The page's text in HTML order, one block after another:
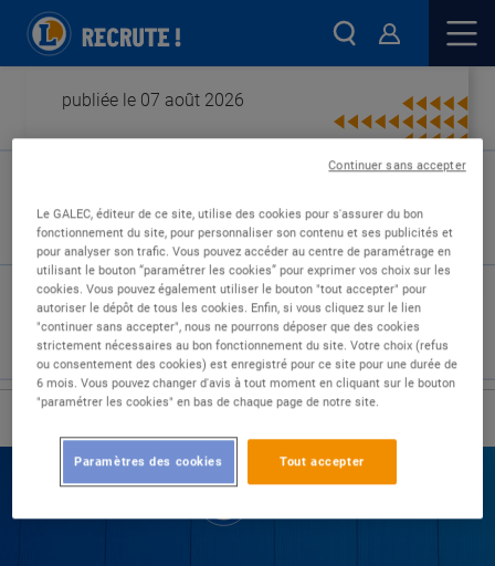
publiée le 07 août 2026
Type de contrat :
Expérience :
Études :
Le GALEC, éditeur de ce site, utilise des cookies pour s'assurer du bon
fonctionnement du site, pour personnaliser son contenu et ses publicités et
pour analyser son trafic. Vous pouvez accéder au centre de paramétrage en
utilisant le bouton “paramétrer les cookies” pour exprimer vos choix sur les
cookies. Vous pouvez également utiliser le bouton "tout accepter" pour
autoriser le dépôt de tous les cookies. Enfin, si vous cliquez sur le lien
"continuer sans accepter", nous ne pourrons déposer que des cookies
strictement nécessaires au bon fonctionnement du site. Votre choix (refus
ou consentement des cookies) est enregistré pour ce site pour une durée de
6 mois. Vous pouvez changer d'avis à tout moment en cliquant sur le bouton
"paramétrer les cookies" en bas de chaque page de notre site.
Tout accepter
Paramètres des cookies
Continuer sans accepter